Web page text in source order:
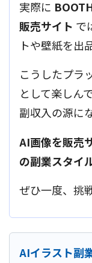
実際に
販売サイト で
トや壁紙を出
こうしたプラ
として楽しん
副収入の源に
AI画像を販売
の副業スタイ
ぜひ一度、挑
AIイラスト副